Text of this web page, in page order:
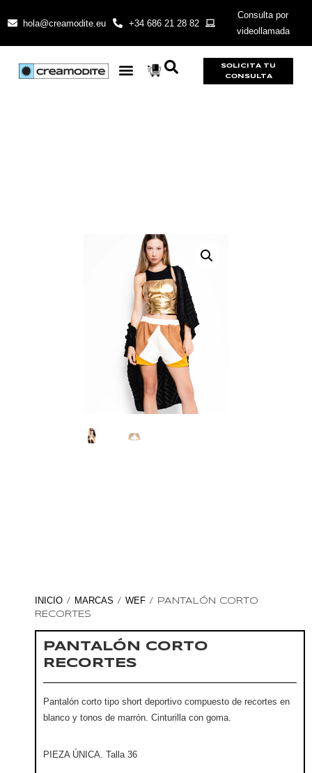
hola@creamodite.eu +34 686 21 28 82
Consulta por
videollamada
SOLICITA TU
CONSULTA
INICIO / MARCAS / WEF / PANTALÓN CORTO
RECORTES
PANTALÓN CORTO
RECORTES
Pantalón corto tipo short deportivo compuesto de recortes en
blanco y tonos de marrón. Cinturilla con goma.
PIEZA ÚNICA. Talla 36